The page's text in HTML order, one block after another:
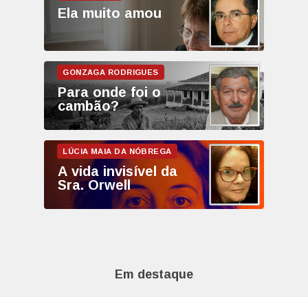
Ela muito amou
Para onde foi o
cambão?
A vida invisível da
Sra. Orwell
Em destaque